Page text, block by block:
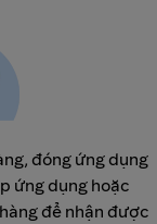
đóng ứng dụng
ứng dụng hoặc
để nhận được